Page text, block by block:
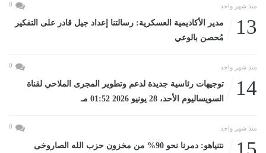
منذ شهر واحد 0
13
مدير الأكاديمية العسكرية: رسالتنا إعداد جيل قادر على التفكير
مُحصن بالوعي
منذ شهر واحد 0
14
توجيهات رئاسية جديدة لدعم وتطوير المجرى الملاحي لقناة
السويساليوم الأحد، 28 يونيو 2026 01:52 مـ
منذ شهر واحد 0
نتنياهو: دمرنا نحو 90% من مخزون حزب الله الصاروخى